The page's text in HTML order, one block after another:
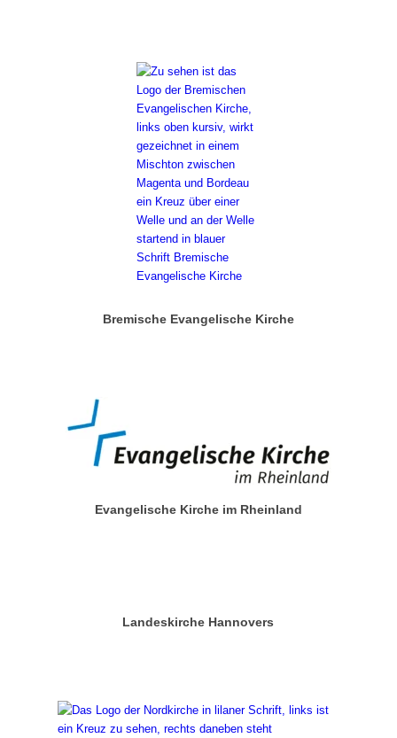
Bremische Evangelische Kirche
Evangelische Kirche im Rheinland
Landeskirche Hannovers